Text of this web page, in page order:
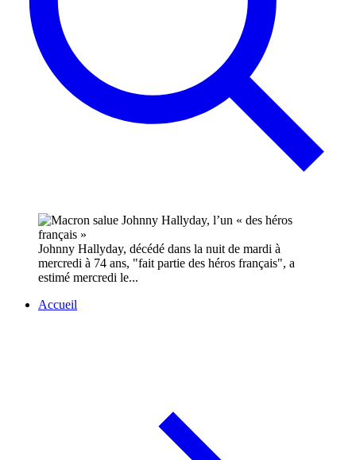
Johnny Hallyday, décédé dans la nuit de mardi à
mercredi à 74 ans, "fait partie des héros français", a
estimé mercredi le...
Accueil